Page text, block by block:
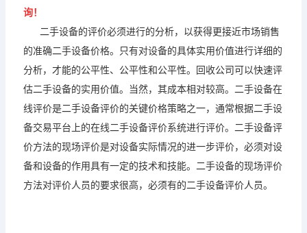
询！
二手设备的评价必须进行的分析，以获得更接近市场销售
的准确二手设备价格。只有对设备的具体实用价值进行详细的
分析，才能的公平性、公平性和公平性。回收公司可以快速评
估二手设备的实用价值。当然，其成本相对较高。二手设备在
线评价是二手设备评价的关键价格策略之一，通常根据二手设
备交易平台上的在线二手设备评价系统进行评价。二手设备评
价方法的现场评价是对设备实际情况的进一步评价，必须对设
备和设备的作用具有一定的技术和技能。二手设备的现场评价
方法对评价人员的要求很高，必须有的二手设备评价人员。